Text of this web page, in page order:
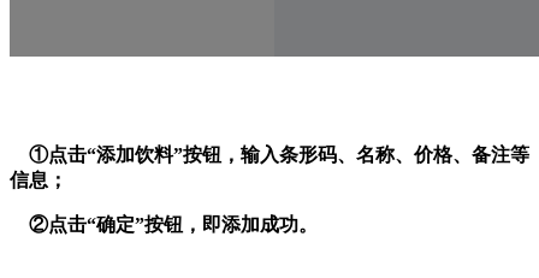
①点击“添加饮料”按钮，输入条形码、名称、价格、备注等
信息；
②点击“确定”按钮，即添加成功。